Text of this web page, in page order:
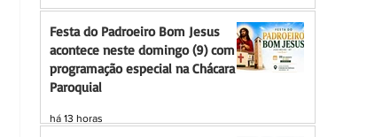
Festa do Padroeiro Bom Jesus
acontece neste domingo (9) com
programação especial na Chácara
Paroquial
há 13 horas